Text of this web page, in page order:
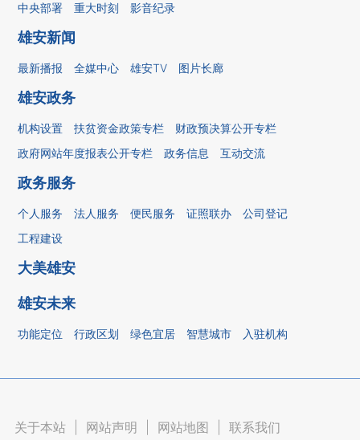
中央部署 重大时刻 影音纪录
雄安新闻
最新播报 全媒中心 雄安TV 图片长廊
雄安政务
机构设置 扶贫资金政策专栏
财政预决算公开专栏
政府网站年度报表公开专栏
政务信息 互动交流
政务服务
个人服务 法人服务 便民服务 证照联办
公司登记
工程建设
大美雄安
雄安未来
功能定位 行政区划 绿色宜居 智慧城市 入驻机构
关于本站 网站声明 网站地图 联系我们